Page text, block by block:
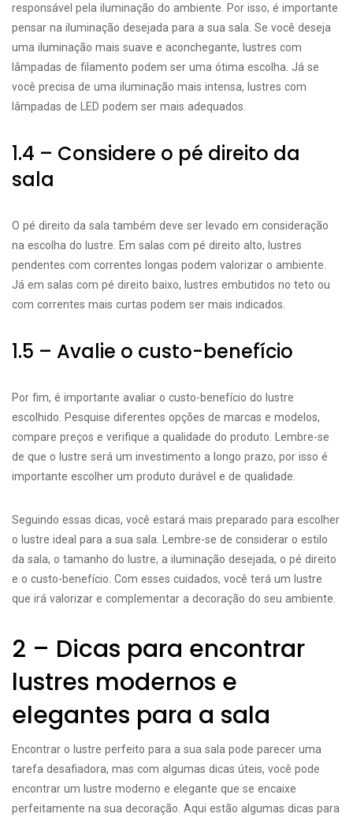
responsável pela iluminação do ambiente. Por isso, é importante
pensar na iluminação desejada para a sua sala. Se você deseja
uma iluminação mais suave e aconchegante, lustres com
lâmpadas de filamento podem ser uma ótima escolha. Já se
você precisa de uma iluminação mais intensa, lustres com
lâmpadas de LED podem ser mais adequados.
1.4 – Considere o pé direito da
sala
O pé direito da sala também deve ser levado em consideração
na escolha do lustre. Em salas com pé direito alto, lustres
pendentes com correntes longas podem valorizar o ambiente.
Já em salas com pé direito baixo, lustres embutidos no teto ou
com correntes mais curtas podem ser mais indicados.
1.5 – Avalie o custo-benefício
Por fim, é importante avaliar o custo-benefício do lustre
escolhido. Pesquise diferentes opções de marcas e modelos,
compare preços e verifique a qualidade do produto. Lembre-se
de que o lustre será um investimento a longo prazo, por isso é
importante escolher um produto durável e de qualidade.
Seguindo essas dicas, você estará mais preparado para escolher
o lustre ideal para a sua sala. Lembre-se de considerar o estilo
da sala, o tamanho do lustre, a iluminação desejada, o pé direito
e o custo-benefício. Com esses cuidados, você terá um lustre
que irá valorizar e complementar a decoração do seu ambiente.
2 – Dicas para encontrar
lustres modernos e
elegantes para a sala
Encontrar o lustre perfeito para a sua sala pode parecer uma
tarefa desafiadora, mas com algumas dicas úteis, você pode
encontrar um lustre moderno e elegante que se encaixe
perfeitamente na sua decoração. Aqui estão algumas dicas para